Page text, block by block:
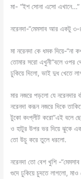
মা- “ইশ সোনা এসো এখানে…”
নরেনদা-“মেমসাব আর একটু
মা নরেনদা কে ধমক দিয়ে-“না
তোমার সরো এখুনী”বলে ওপর
ঢুকিয়ে দিলো, ভাই দুধ খেতে
মার নজরে পড়লো যে নরেনদার
নরেনদা করূন নজরে দিকে
টুকো কংপ্লীট করো”এই বলে
ও হাটুর উপর ভর দিয়ে ঝুকে
তো উচু করে তুলে ধরলো.
নরেনদা তো বেশ খুশি -
গুদে ঢুকিয়ে চুদতে লাগলো,